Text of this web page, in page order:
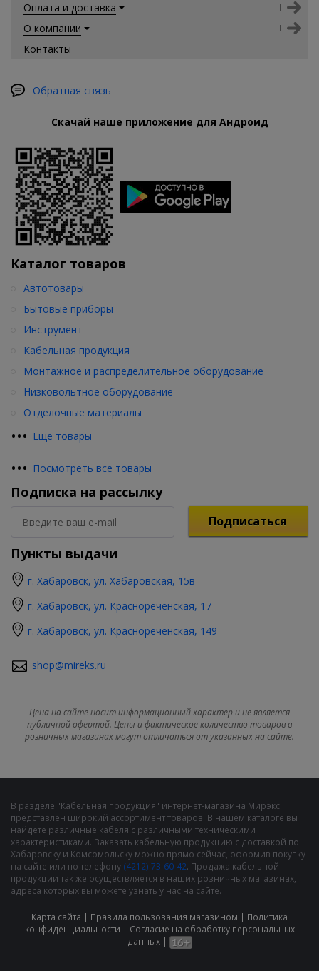
Оплата и доставка
О компании
Контакты
Обратная связь
Скачай наше приложение для Андроид
Каталог товаров
••• Еще товары
Автотовары
Бытовые приборы
Инструмент
Кабельная продукция
Монтажное и распределительное оборудование
Низковольтное оборудование
Отделочные материалы
••• Посмотреть все товары
Подписка на рассылку
Подписаться
Пункты выдачи
г. Хабаровск, ул. Хабаровская, 15в
г. Хабаровск, ул. Краснореченская, 17
г. Хабаровск, ул. Краснореченская, 149
shop@mireks.ru
Цена на сайте носит информационный характер и не является
публичной офертой. Цены и фактическое количество товаров в
розничных магазинах могут отличаться от указанных на сайте.
В разделе "Кабельная продукция" интернет-магазина Мирэкс
представлен широкий ассортимент товаров. В нашем каталоге вы
найдете различные кабеля с различными техническими
характеристиками. Заказать кабельную продукцию с доставкой по
Хабаровску и Комсомольску можно прямо сейчас, оформив покупку
на сайте или по телефону (4212) 73-60-42. Продажа кабельной
продукции так же осуществляется в наших розничных магазинах,
адреса которых вы можете узнать у нас на сайте.
Карта сайта | Правила пользования магазином | Политика
конфиденциальности | Cогласие на обработку персональных
данных|